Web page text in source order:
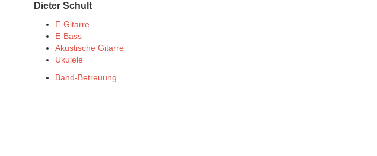
Dieter Schult
E-Gitarre
E-Bass
Akustische Gitarre
Ukulele
Band-Betreuung